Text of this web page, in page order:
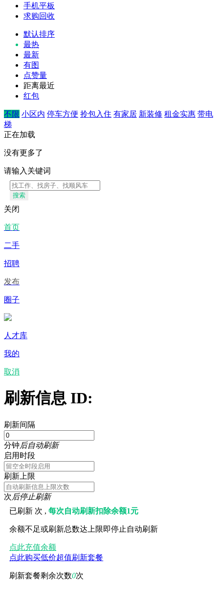
手机平板
求购回收
默认排序
最热
最新
有图
点赞量
距离最近
红包
不限 小区内 停车方便 拎包入住 有家居 新装修 租金实惠 带电
梯
正在加载
没有更多了
请输入关键词
搜索
关闭
首页
二手
招聘
发布
圈子
人才库
我的
取消
刷新信息 ID:
刷新间隔
分钟后自动刷新
启用时段
刷新上限
次后停止刷新
已刷新 次 ,每次自动刷新扣除余额1元
余额不足或刷新总数达上限即停止自动刷新
点此充值余额
点此购买低价超值刷新套餐
刷新套餐剩余次数0次